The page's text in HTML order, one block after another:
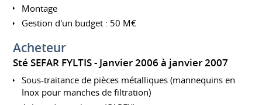
Montage
Gestion d'un budget : 50 M€
Acheteur
Sté SEFAR FYLTIS Janvier 2006 à janvier 2007
Sous-traitance de pièces métalliques (mannequins en
Inox pour manches de filtration)